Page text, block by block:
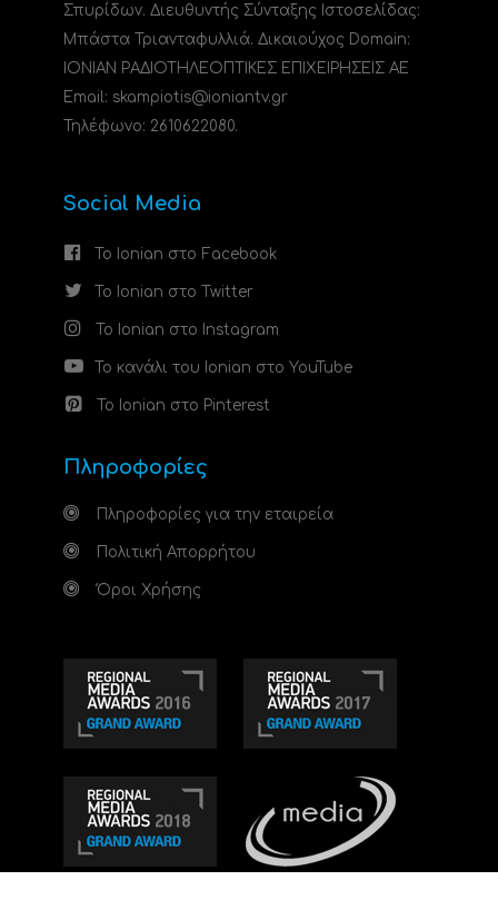
Σπυρίδων. Διευθυντής Σύνταξης Ιστοσελίδας:
Μπάστα Τριανταφυλλιά. Δικαιούχος Domain:
ΙΟΝΙΑΝ ΡΑΔΙΟΤΗΛΕΟΠΤΙΚΕΣ ΕΠΙΧΕΙΡΗΣΕΙΣ ΑΕ
Email: skampiotis@ioniantv.gr
Τηλέφωνο: 2610622080.
Social Media
Το Ionian στο Facebook
Το Ionian στο Twitter
Το Ionian στο Instagram
Το κανάλι του Ionian στο YouTube
Το Ionian στο Pinterest
Πληροφορίες
Πληροφορίες για την εταιρεία
Πολιτική Απορρήτου
Όροι Χρήσης